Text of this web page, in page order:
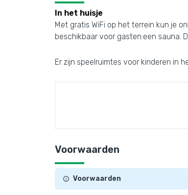
In het huisje
Met gratis WiFi op het terrein kun je
beschikbaar voor gasten:een sauna.
Er zijn speelruimtes voor kinderen in
Voorwaarden
Voorwaarden